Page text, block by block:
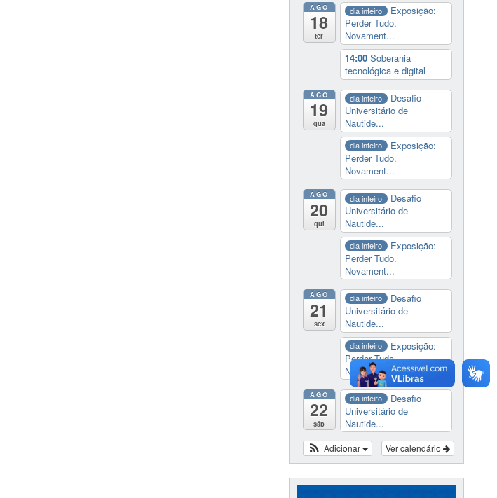
AGO
18
ter
dia inteiro
Exposição:
Perder Tudo.
Novament...
14:00 Soberania
tecnológica e digital
AGO
19
qua
dia inteiro
Desafio
Universitário de
Nautide...
dia inteiro
Exposição:
Perder Tudo.
Novament...
AGO
20
qui
dia inteiro
Desafio
Universitário de
Nautide...
dia inteiro
Exposição:
Perder Tudo.
Novament...
AGO
21
sex
dia inteiro
Desafio
Universitário de
Nautide...
dia inteiro
Exposição:
Perder Tudo.
Novament...
AGO
22
sáb
dia inteiro
Desafio
Universitário de
Nautide...
Ver calendário
Adicionar